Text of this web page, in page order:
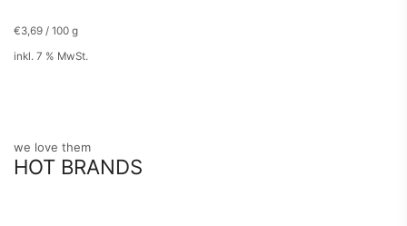
€3,69 / 100 g
inkl. 7 % MwSt.
we love them
HOT BRANDS